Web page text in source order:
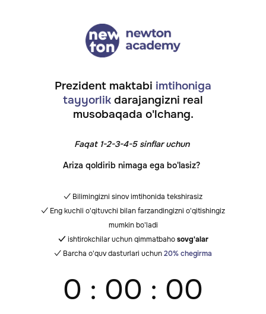
0 : 00 : 00
Prezident maktabi imtihoniga
tayyorlik darajangizni real
musobaqada o'lchang.
Faqat 1-2-3-4-5 sinflar uchun
Ariza qoldirib nimaga ega bo'lasiz?
✓ Bilimingizni sinov imtihonida tekshirasiz
✓ Eng kuchli o'qituvchi bilan farzandingizni o'qitishingiz
mumkin bo'ladi
✓ishtirokchilar uchun qimmatbahosovg'alar
✓ Barcha o'quv dasturlari uchun20% chegirma